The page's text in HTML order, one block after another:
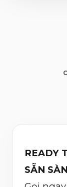
READY
SẴN